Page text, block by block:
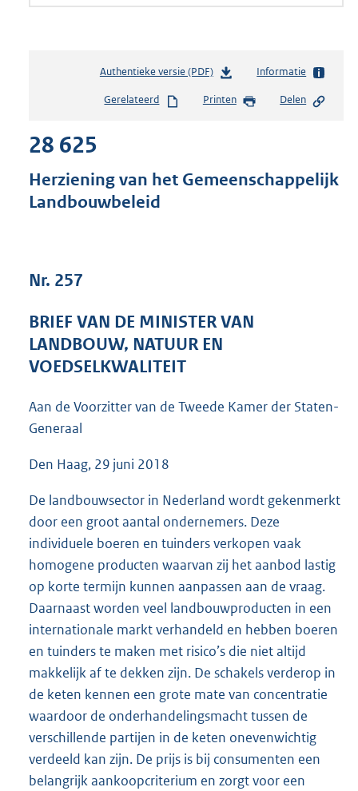
Authentieke versie (PDF)b
s
s
:
5
Informatie
Gerelateerd Printen Delen
28 625
Herziening van het Gemeenschappelijk
Landbouwbeleid
Nr. 257
BRIEF VAN DE MINISTER VAN
LANDBOUW, NATUUR EN
VOEDSELKWALITEIT
Aan de Voorzitter van de Tweede Kamer der Staten-
Generaal
Den Haag, 29 juni 2018
De landbouwsector in Nederland wordt gekenmerkt
door een groot aantal ondernemers. Deze
individuele boeren en tuinders verkopen vaak
homogene producten waarvan zij het aanbod lastig
op korte termijn kunnen aanpassen aan de vraag.
Daarnaast worden veel landbouwproducten in een
internationale markt verhandeld en hebben boeren
en tuinders te maken met risico’s die niet altijd
makkelijk af te dekken zijn. De schakels verderop in
de keten kennen een grote mate van concentratie
waardoor de onderhandelingsmacht tussen de
verschillende partijen in de keten onevenwichtig
verdeeld kan zijn. De prijs is bij consumenten een
belangrijk aankoopcriterium en zorgt voor een